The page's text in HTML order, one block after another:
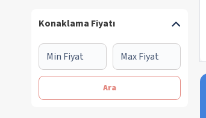
Konaklama Fiyatı
Ara